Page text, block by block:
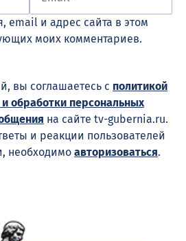
email и адрес сайта в этом
моих комментариев.
вы соглашаетесь с политикой
обработки персональных
на сайте tv-gubernia.ru.
и реакции пользователей
необходимо авторизоваться.